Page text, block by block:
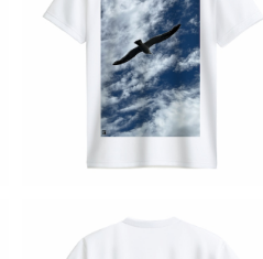
Tシャツ フォト ドライ GLIMME
R ポリエステル 写真プリント U
Vカット 吸汗 速乾 T shirt オリ
ジナル スポーツ バイク 洗い替
え カジュアル 人気 定番 半袖 s
aritikari american casual
original harley 空 タカ 鳥
¥2,980